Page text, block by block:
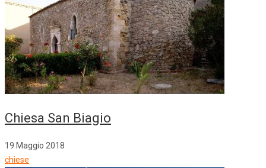
Chiesa San Biagio
19 Maggio 2018
chiese